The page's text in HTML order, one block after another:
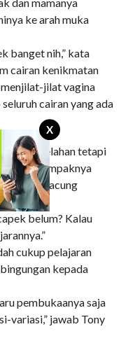
X
ke arah muka
banget nih,” kata
cairan kenikmatan
jilat vagina
cairan yang ada
kelelahan tetapi
tetapi tampaknya
mengacung
belum? Kalau
cukup pelajaran
kepada
pembukaanya saja
variasi,” jawab Tony